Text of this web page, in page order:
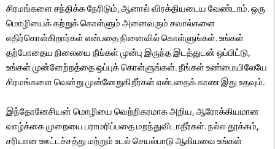
சிரமங்களை சந்திக்க நேரிடும், ஆனால் விரக்தியடைய வேண்டாம். ஒரு
மொழியைக் கற்றுக் கொள்ளும் அனைவரும் சவால்களை
எதிர்கொள்கிறார்கள் என்பதை நினைவில் கொள்ளுங்கள். உங்கள்
தற்போதைய நிலையை நீங்கள் முன்பு இருந்த இடத்துடன் ஒப்பிட்டு,
உங்கள் முன்னேற்றத்தை ஒப்புக் கொள்ளுங்கள். நீங்கள் உண்மையிலேயே
சிரமங்களை வென்று முன்னேறுகிறீர்கள் என்பதைக் காண இது உதவும்.
இந்தோனேசியன் மொழியை வெற்றிகரமாக அறிய, ஆரோக்கியமான
வாழ்க்கை முறையை பராமரிப்பதை மறந்துவிடாதீர்கள். நல்ல தூக்கம்,
சரியான ஊட்டச்சத்து மற்றும் உடல் செயல்பாடு ஆகியவை உங்கள்